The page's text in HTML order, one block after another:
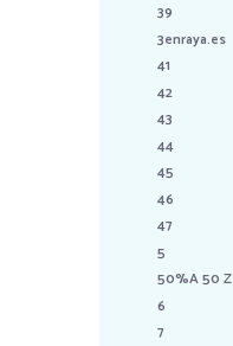
39
3enraya.es
41
42
43
44
45
46
47
5
50%A 50 Z
6
7